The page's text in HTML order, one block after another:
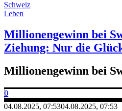
Schweiz
Leben
Millionengewinn bei
Ziehung: Nur die
Millionengewinn bei
0
04.08.2025, 07:5304.08.2025, 07:53